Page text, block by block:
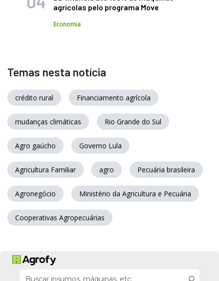
agrícolas pelo programa Move
Economia
Temas nesta notícia
crédito rural Financiamento agrícola
mudanças climáticas Rio Grande do Sul
Agro gaúcho Governo Lula
Agricultura Familiar agro Pecuária brasileira
Agronegócio Ministério da Agricultura e Pecuária
Cooperativas Agropecuárias